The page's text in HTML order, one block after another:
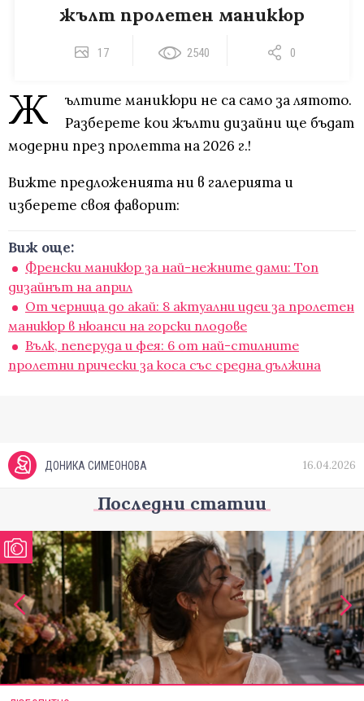
жълт пролетен маникюр
17 2540 0
Ж
ълтите маникюри не са само за лятото.
Разберете кои жълти дизайни ще бъдат
модерни през пролетта на 2026 г.!
Вижте предложенията ни в галерията и
изберете своя фаворит:
Виж още:
Френски маникюр за най-нежните дами: Топ
дизайнът на април
От черница до акай: 8 актуални идеи за пролетен
маникюр в нюанси на горски плодове
Вълк, пеперуда и фея: 6 от най-стилните
пролетни прически за коса със средна дължина
ДОНИКА СИМЕОНОВА 16.04.2026
Последни статии